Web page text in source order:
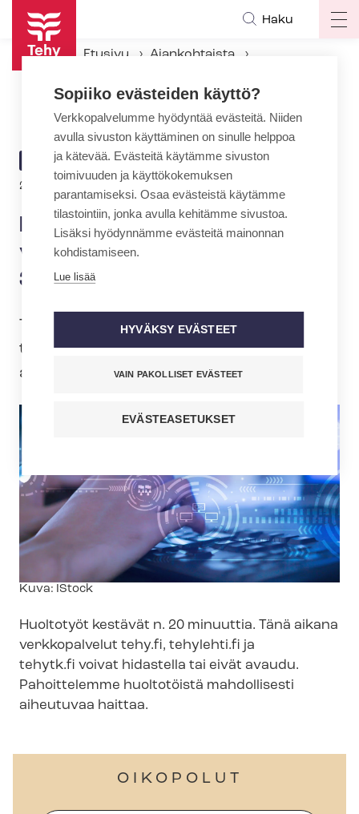
Hyppää
pääsisältöön
Haku
Etusivu
Ajankohtaista
Huoltotöitä Tehyn verkkopalvelussa torstaina 30.1.
ARTIKKELIN
KATEGORIA
AJANKOHTAISTA
29.1.2020 | 10:57
Huoltotöitä Tehyn
verkkopalvelussa torstaina
30.1.
Tehyn verkkosivustolla suoritetaan
torstaina 30.1.2020 huoltotöitä klo 17:00
alkaen.
Kuvateksti
Kuva: IStock
Huoltotyöt kestävät n. 20 minuuttia. Tänä aikana
verkkopalvelut tehy.fi, tehylehti.fi ja
tehytk.fi voivat hidastella tai eivät avaudu.
Pahoittelemme huoltotöistä mahdollisesti
aiheutuvaa haittaa.
OIKOPOLUT
Sopiiko evästeiden käyttö?
Verkkopalvelumme hyödyntää evästeitä. Niiden
avulla sivuston käyttäminen on sinulle helppoa
ja kätevää. Evästeitä käytämme sivuston
toimivuuden ja käyttökokemuksen
parantamiseksi. Osaa evästeistä käytämme
tilastointiin, jonka avulla kehitämme sivustoa.
Lisäksi hyödynnämme evästeitä mainonnan
kohdistamiseen.
Lue lisää
HYVÄKSY EVÄSTEET
VAIN PAKOLLISET EVÄSTEET
EVÄSTEASETUKSET